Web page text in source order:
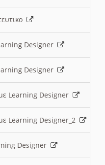
Designer
Designer
Learning Designer
Learning Designer_2
Designer